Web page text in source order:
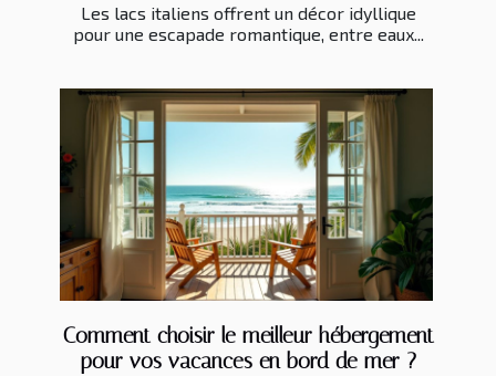
Les lacs italiens offrent un décor idyllique
pour une escapade romantique, entre eaux...
Comment choisir le meilleur hébergement
pour vos vacances en bord de mer ?